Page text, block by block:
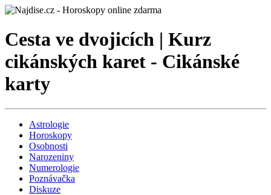
Cesta ve dvojicích | Kurz
cikánských karet - Cikánské
karty
Astrologie
Horoskopy
Osobnosti
Narozeniny
Numerologie
Poznávačka
Diskuze